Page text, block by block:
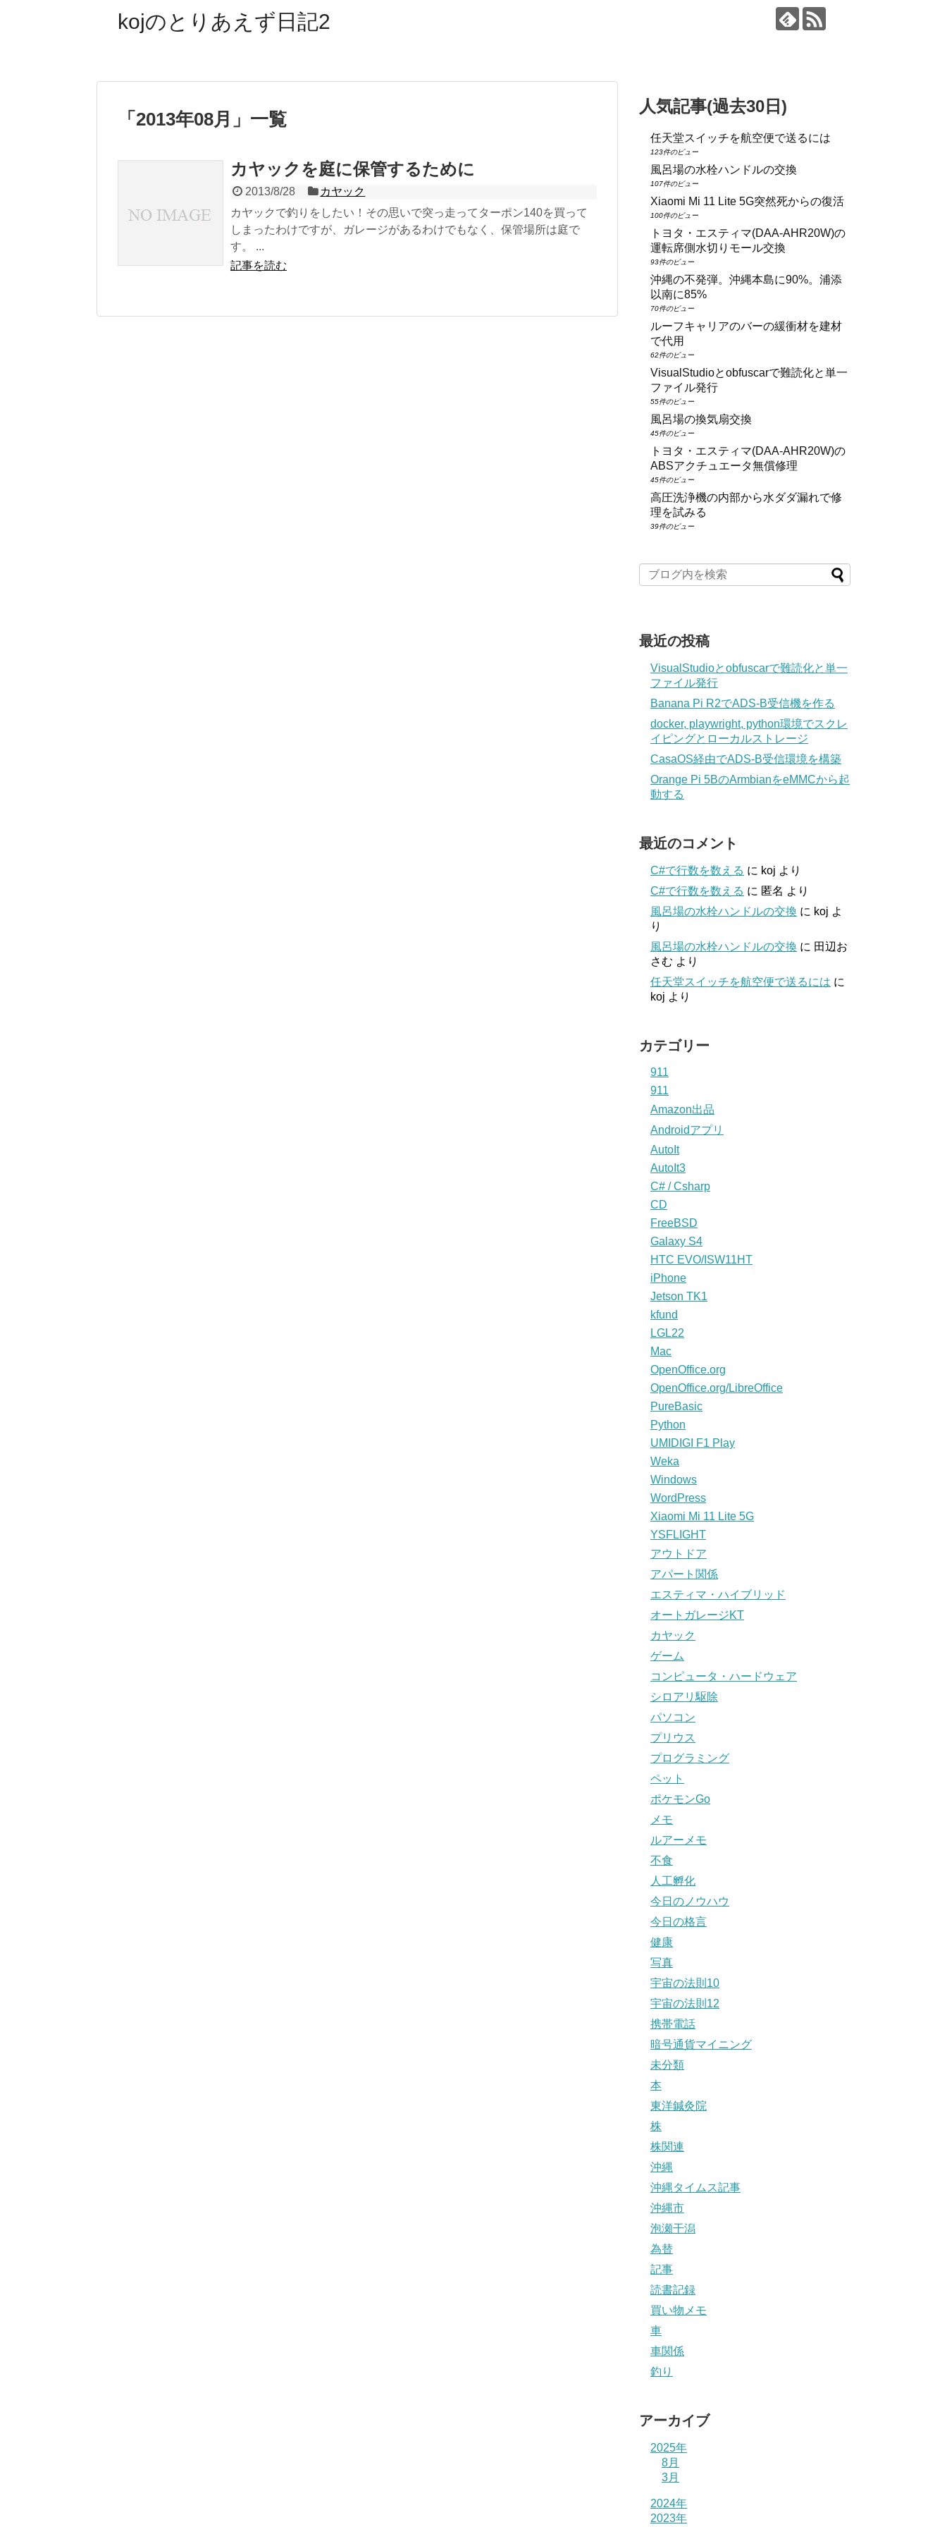
kojのとりあえず日記2
「 2013年08月 」 一覧
カヤックを庭に保管するために
2013/8/28
カヤック
カヤックで釣りをしたい！その思いで突っ走ってターポン140を買って
しまったわけですが、ガレージがあるわけでもなく、保管場所は庭で
す。 ...
記事を読む
人気記事(過去30日)
任天堂スイッチを航空便で送るには
123件のビュー
風呂場の水栓ハンドルの交換
107件のビュー
Xiaomi Mi 11 Lite 5G突然死からの復活
100件のビュー
トヨタ・エスティマ(DAA‑AHR20W)の
運転席側水切りモール交換
93件のビュー
沖縄の不発弾。沖縄本島に90%。浦添
以南に85%
70件のビュー
ルーフキャリアのバーの緩衝材を建材
で代用
62件のビュー
VisualStudioとobfuscarで難読化と単一
ファイル発行
55件のビュー
風呂場の換気扇交換
45件のビュー
トヨタ・エスティマ(DAA‑AHR20W)の
ABSアクチュエータ無償修理
45件のビュー
高圧洗浄機の内部から水ダダ漏れで修
理を試みる
39件のビュー
最近の投稿
VisualStudioとobfuscarで難読化と単一
ファイル発行
Banana Pi R2でADS-B受信機を作る
docker, playwright, python環境でスクレ
イピングとローカルストレージ
CasaOS経由でADS-B受信環境を構築
Orange Pi 5BのArmbianをeMMCから起
動する
最近のコメント
C#で行数を数える に koj より
C#で行数を数える に 匿名 より
風呂場の水栓ハンドルの交換 に koj よ
り
風呂場の水栓ハンドルの交換 に 田辺お
さむ より
任天堂スイッチを航空便で送るには に
koj より
カテゴリー
911
911
Amazon出品
Androidアプリ
AutoIt
AutoIt3
C# / Csharp
CD
FreeBSD
Galaxy S4
HTC EVO/ISW11HT
iPhone
Jetson TK1
kfund
LGL22
Mac
OpenOffice.org
OpenOffice.org/LibreOffice
PureBasic
Python
UMIDIGI F1 Play
Weka
Windows
WordPress
Xiaomi Mi 11 Lite 5G
YSFLIGHT
アウトドア
アパート関係
エスティマ・ハイブリッド
オートガレージKT
カヤック
ゲーム
コンピュータ・ハードウェア
シロアリ駆除
パソコン
プリウス
プログラミング
ペット
ポケモンGo
メモ
ルアーメモ
不食
人工孵化
今日のノウハウ
今日の格言
健康
写真
宇宙の法則10
宇宙の法則12
携帯電話
暗号通貨マイニング
未分類
本
東洋鍼灸院
株
株関連
沖縄
沖縄タイムス記事
沖縄市
泡瀬干潟
為替
記事
読書記録
買い物メモ
車
車関係
釣り
アーカイブ
2025年
8月
3月
2024年
2023年